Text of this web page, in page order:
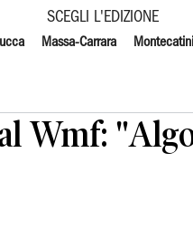
SCEGLI L'EDIZIONE
Massa-Carrara Montecatini
Wmf: